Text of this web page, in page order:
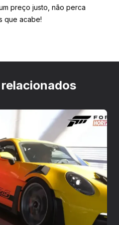
preço justo, não perca
que acabe!